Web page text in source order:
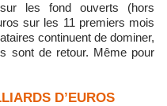
les fond ouverts (hors
sur les 11 premiers mois
continuent de dominer,
sont de retour. Même pour
D’EUROS